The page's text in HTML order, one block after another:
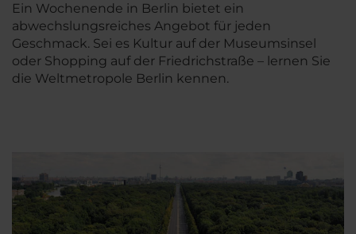
Ein Wochenende in Berlin bietet ein
abwechslungsreiches Angebot für jeden
Geschmack. Sei es Kultur auf der Museumsinsel
oder Shopping auf der Friedrichstraße – lernen Sie
die Weltmetropole Berlin kennen.